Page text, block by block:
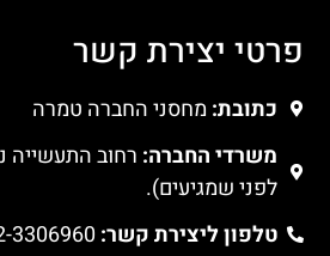
פרטי יצירת קשר
כתובת: מחסני החברה טמרה
משרדי החברה: רחוב
לפני שמגיעים).
טלפון ליצירת קשר:072-3306960